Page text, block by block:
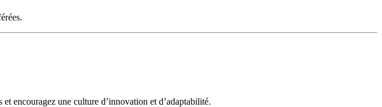
encouragez une culture d’innovation et d’adaptabilité.